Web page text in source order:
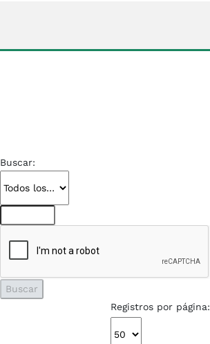
Buscar:
Registros por página: